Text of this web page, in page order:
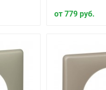
от 779 руб.